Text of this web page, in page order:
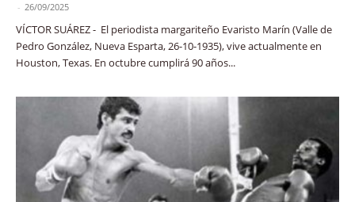
- 26/09/2025
VÍCTOR SUÁREZ - El periodista margariteño Evaristo Marín (Valle de
Pedro González, Nueva Esparta, 26-10-1935), vive actualmente en
Houston, Texas. En octubre cumplirá 90 años...